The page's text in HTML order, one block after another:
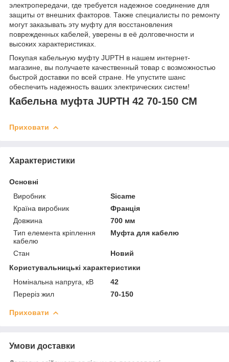
электропередачи, где требуется надежное соединение для
защиты от внешних факторов. Также специалисты по ремонту
могут заказывать эту муфту для восстановления
поврежденных кабелей, уверены в её долговечности и
высоких характеристиках.
Покупая кабельную муфту JUPTH в нашем интернет-
магазине, вы получаете качественный товар с возможностью
быстрой доставки по всей стране. Не упустите шанс
обеспечить надежность ваших электрических систем!
Кабельна муфта JUPTH 42 70-150 СМ
Приховати
Характеристики
Основні
Виробник
Sicame
Країна виробник
Франція
Довжина
700 мм
Тип елемента кріплення
кабелю
Муфта для кабелю
Стан
Новий
Користувальницькі характеристики
Номінальна напруга, кВ
42
Переріз жил
70-150
Приховати
Умови доставки